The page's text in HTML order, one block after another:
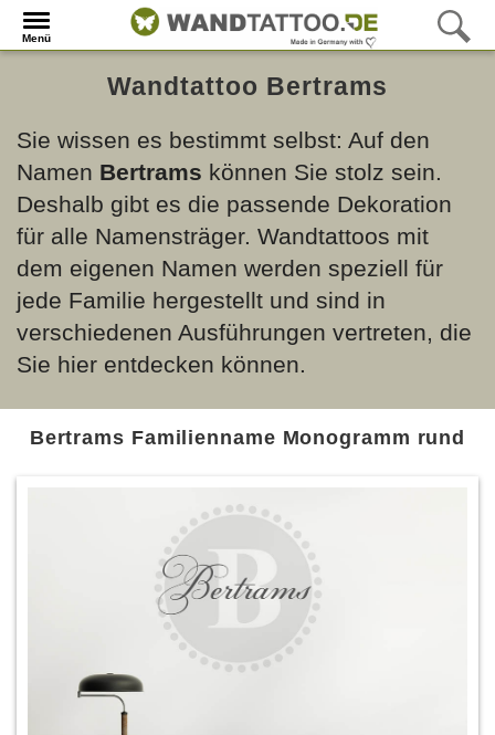
Menü
Wandtattoo Bertrams
Sie wissen es bestimmt selbst: Auf den
Namen Bertrams können Sie stolz sein.
Deshalb gibt es die passende Dekoration
für alle Namensträger. Wandtattoos mit
dem eigenen Namen werden speziell für
jede Familie hergestellt und sind in
verschiedenen Ausführungen vertreten, die
Sie hier entdecken können.
Bertrams Familienname Monogramm rund